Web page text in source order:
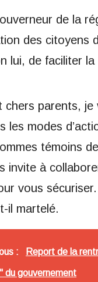
de la
des
lui, de faciliter
chers parents,
les modes
témoins
invite à
vous
il martelé.
: Report de la
du gouvernement